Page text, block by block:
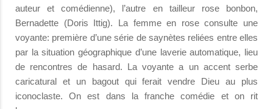
auteur et comédienne), l’autre en tailleur rose bonbon,
Bernadette (Doris Ittig). La femme en rose consulte une
voyante: première d’une série de saynètes reliées entre elles
par la situation géographique d’une laverie automatique, lieu
de rencontres de hasard. La voyante a un accent serbe
caricatural et un bagout qui ferait vendre Dieu au plus
iconoclaste. On est dans la franche comédie et on rit